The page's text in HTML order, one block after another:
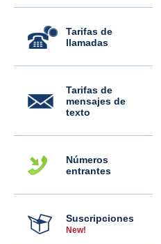
Tarifas de
llamadas
Tarifas de
mensajes de
texto
Números
entrantes
Suscripciones
New!